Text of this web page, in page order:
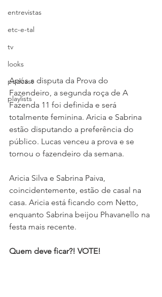
entrevistas
etc-e-tal
tv
looks
podcast
playlists
Após a disputa da Prova do
Fazendeiro, a segunda roça de A
Fazenda 11 foi definida e será
totalmente feminina. Aricia e Sabrina
estão disputando a preferência do
público. Lucas venceu a prova e se
tornou o fazendeiro da semana.
Aricia Silva e Sabrina Paiva,
coincidentemente, estão de casal na
casa. Aricia está ficando com Netto,
enquanto Sabrina beijou Phavanello na
festa mais recente.
Quem deve ficar?! VOTE!